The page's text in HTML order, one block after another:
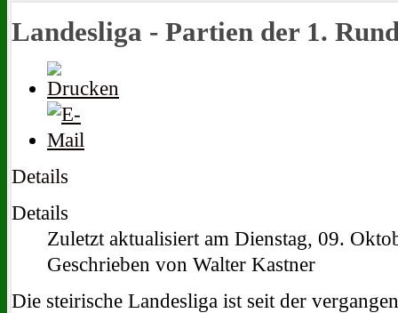
Landesliga - Partien der 1.
Details
Details
Zuletzt aktualisiert am Dienstag, 09.
Geschrieben von Walter Kastner
Die steirische Landesliga ist seit der